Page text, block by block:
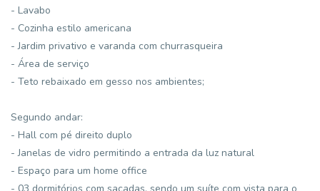
- Lavabo
- Cozinha estilo americana
- Jardim privativo e varanda com churrasqueira
- Área de serviço
- Teto rebaixado em gesso nos ambientes;
Segundo andar:
- Hall com pé direito duplo
- Janelas de vidro permitindo a entrada da luz natural
- Espaço para um home office